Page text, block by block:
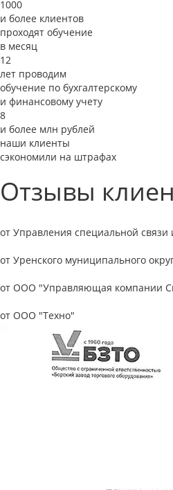
1000
и более клиентов
проходят обучение
в месяц
12
лет проводим
обучение по бухгалтерскому
и финансовому учету
8
и более млн рублей
наши клиенты
сэкономили на штрафах
Отзывы
от Управления специальной
от Уренского муниципального
от ООО "Управляющая компании
от ООО "Техно"